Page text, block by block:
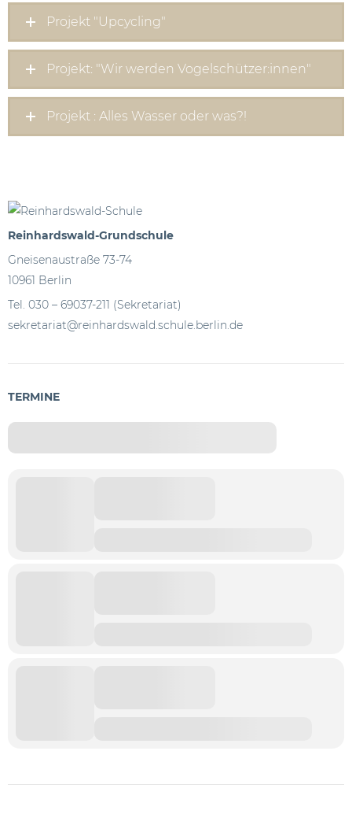
Projekt "Upcycling"
Projekt: "Wir werden Vogelschützer:innen"
Projekt : Alles Wasser oder was?!
Reinhardswald-Grundschule
Gneisenaustraße 73-74
10961 Berlin
Tel. 030 – 69037-211 (Sekretariat)
sekretariat@reinhardswald.schule.berlin.de
TERMINE